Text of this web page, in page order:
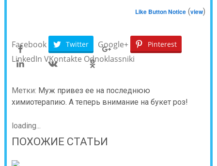
Like Button Notice (view)
Facebook Twitter Google+ Pinterest
LinkedIn VKontakte Odnoklassniki
Метки: Муж привез ее на последнюю
химиотерапию. А теперь внимание на букет роз!
loading...
ПОХОЖИЕ СТАТЬИ